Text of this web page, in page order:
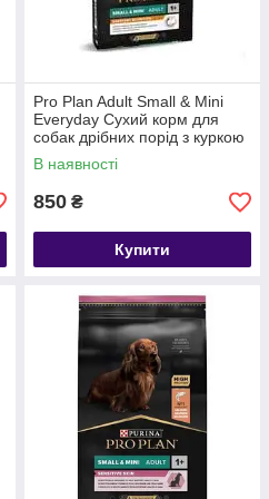
Pro Plan Adult Small & Mini
Everyday Сухий корм для
собак дрібних порід з куркою
3 кг
В наявності
850 ₴
Купити